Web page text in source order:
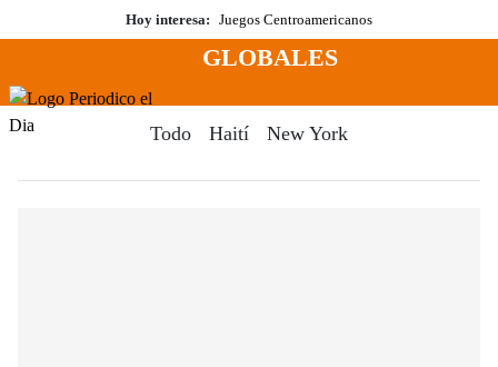
al
Hoy interesa: Juegos Centroamericanos
Menú
GLOBALES
Todo Haití New York